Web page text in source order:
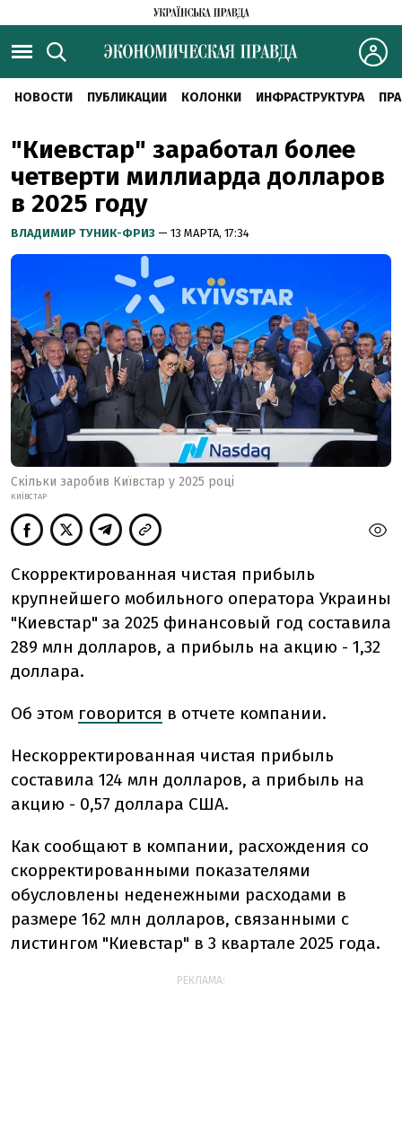
НОВОСТИ ПУБЛИКАЦИИ КОЛОНКИ ИНФРАСТРУКТУРА
"Киевстар" заработал более
четверти миллиарда долларов
в 2025 году
ВЛАДИМИР ТУНИК-ФРИЗ — 13 МАРТА, 17:34
Скільки заробив Київстар у 2025 році
КИЇВСТАР
Скорректированная чистая прибыль
крупнейшего мобильного оператора Украины
"Киевстар" за 2025 финансовый год составила
289 млн долларов, а прибыль на акцию - 1,32
доллара.
Об этом говорится в отчете компании.
Нескорректированная чистая прибыль
составила 124 млн долларов, а прибыль на
акцию - 0,57 доллара США.
Как сообщают в компании, расхождения со
скорректированными показателями
обусловлены неденежными расходами в
размере 162 млн долларов, связанными с
листингом "Киевстар" в 3 квартале 2025 года.
РЕКЛАМА: